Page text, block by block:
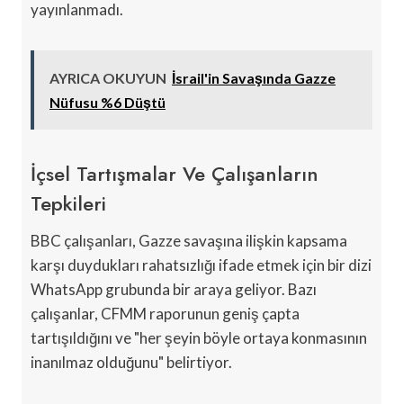
yayınlanmadı.
AYRICA OKUYUN İsrail'in Savaşında Gazze
Nüfusu %6 Düştü
İçsel Tartışmalar Ve Çalışanların
Tepkileri
BBC çalışanları, Gazze savaşına ilişkin kapsama
karşı duydukları rahatsızlığı ifade etmek için bir dizi
WhatsApp grubunda bir araya geliyor. Bazı
çalışanlar, CFMM raporunun geniş çapta
tartışıldığını ve "her şeyin böyle ortaya konmasının
inanılmaz olduğunu" belirtiyor.